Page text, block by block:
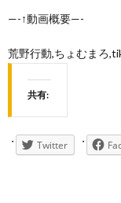
—-↑動画概要—-
荒野行動,ちょむまろ
共有:
Twitter